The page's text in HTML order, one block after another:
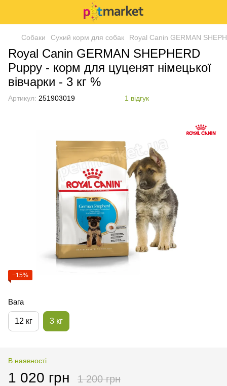
Собаки Сухий корм для собак Royal Canin GERMAN
Royal Canin GERMAN SHEPHERD
Puppy - корм для цуценят німецької
вівчарки - 3 кг %
Артикул: 251903019 1 відгук
−15%
Вага
12 кг 3 кг
В наявності
1 020 грн 1 200 грн